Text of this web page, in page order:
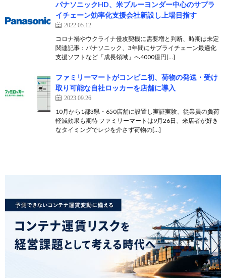
パナソニックHD、米ブルーヨンダー中心のサプラ
イチェーン効率化支援会社新設し上場目指す
2022.05.12
コロナ禍やウクライナ侵攻契機に需要増と判断、時期は未定
関連記事：パナソニック、3年間にサプライチェーン最適化
支援ソフトなど「成長領域」へ4000億円[…]
ファミリーマートがコンビニ初、荷物の発送・受け
取り可能な自社ロッカーを店舗に導入
2023.09.26
10月から1都3県・650店舗に設置し実証実験、従業員の負荷
軽減効果も期待 ファミリーマートは9月26日、来店者が好き
なタイミングでレジを介さず荷物の[…]